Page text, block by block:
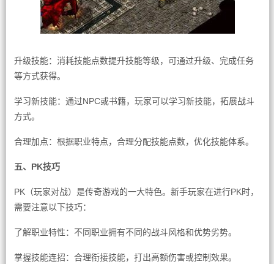
升级技能：消耗技能点数提升技能等级，可通过升级、完成任务
等方式获得。
学习新技能：通过NPC或书籍，玩家可以学习新技能，拓展战斗
方式。
合理加点：根据职业特点，合理分配技能点数，优化技能体系。
五、PK技巧
PK（玩家对战）是传奇游戏的一大特色。新手玩家在进行PK时，
需要注意以下技巧：
了解职业特性：不同职业拥有不同的战斗风格和优势劣势。
掌握技能连招：合理衔接技能，打出高额伤害或控制效果。